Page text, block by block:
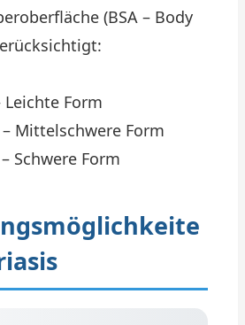
(BSA – Body
Leichte Form
– Mittelschwere Form
– Schwere Form